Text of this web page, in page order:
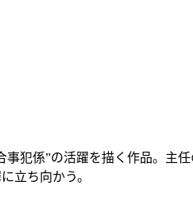
係”の活躍を描く作品。主
立ち向かう。